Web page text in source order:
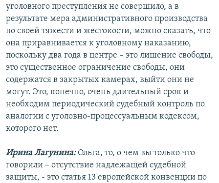
уголовного преступления не совершило, а в
результате мера административного производства
по своей тяжести и жестокости, можно сказать, что
она приравнивается к уголовному наказанию,
поскольку два года в центре – это лишение свободы,
это существенное ограничение свободы, они
содержатся в закрытых камерах, выйти они не
могут. Это, конечно, очень длительный срок и
необходим периодический судебный контроль по
аналогии с уголовно-процессуальным кодексом,
которого нет.
Ирина Лагунина:Ольга, то, о чем вы только что
говорили – отсутствие надлежащей судебной
защиты, - это статья 13 европейской конвенции по